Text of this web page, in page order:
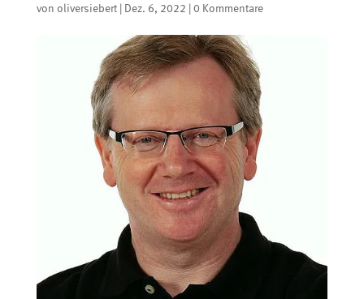
von oliversiebert| Dez. 6, 2022 |0 Kommentare